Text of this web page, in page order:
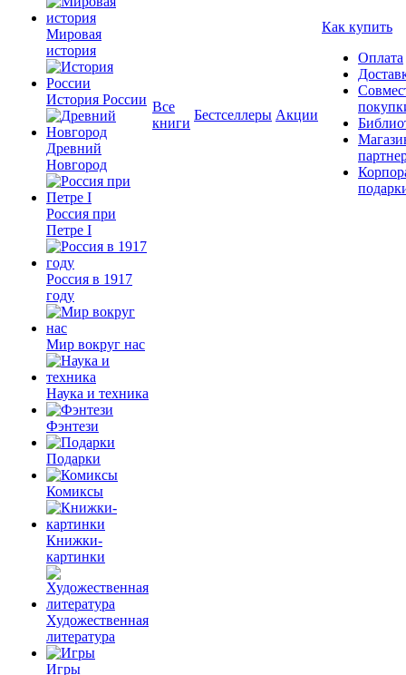
Мировая
история
История России
Древний
Новгород
Россия при
Петре I
Россия в 1917
году
Мир вокруг нас
Наука и техника
Фэнтези
Подарки
Комиксы
Книжки-
картинки
Художественная
литература
Игры
Все
книги
Бестселлеры Акции
Как купить
Оплата